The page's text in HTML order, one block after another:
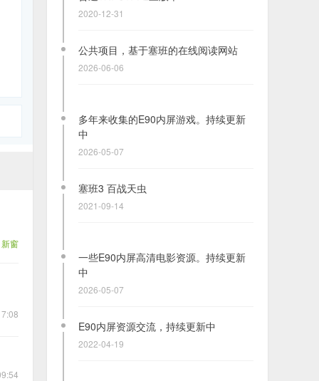
公共项目，基于塞班的在线阅读网站
多年来收集的E90内屏游戏。持续更新
中
塞班3 百战天虫
一些E90内屏高清电影资源。持续更新
中
E90内屏资源交流，持续更新中
新窗